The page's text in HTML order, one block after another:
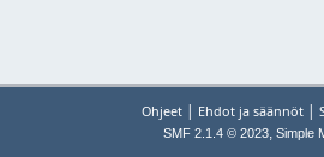
Ohjeet | Ehdot ja säännöt |
SMF 2.1.4 © 2023, Simple